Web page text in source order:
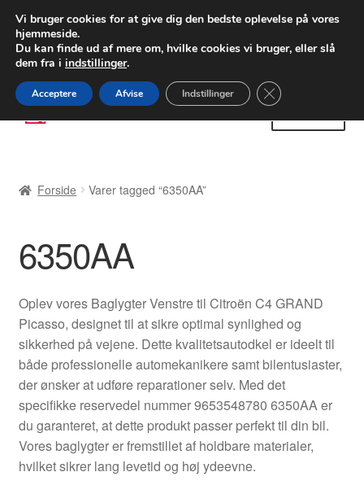
LEVERING fra 55 kr.
FEDEX verdensomspændende forsendelse
80 82 72 02
Spring
til
Spring
til
Betalinger
Kasse
Klageprocedure
Kontakte
Kurv
Levering
Forside Varer tagged “6350AA”
6350AA
Oplev vores Baglygter Venstre til Citroën C4 GRAND
Picasso, designet til at sikre optimal synlighed og
sikkerhed på vejene. Dette kvalitetsautodkel er ideelt til
både professionelle automekanikere samt bilentusiaster,
der ønsker at udføre reparationer selv. Med det
specifikke reservedel nummer 9653548780 6350AA er
du garanteret, at dette produkt passer perfekt til din bil.
Vores baglygter er fremstillet af holdbare materialer,
hvilket sikrer lang levetid og høj ydeevne.
Vi bruger cookies for at give dig den bedste oplevelse på vores
hjemmeside.
Du kan finde ud af mere om, hvilke cookies vi bruger, eller slå
dem fra i indstillinger.
Acceptere Afvise Indstillinger Close GDPR